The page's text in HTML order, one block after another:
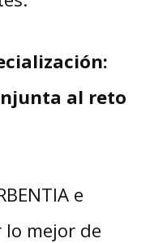
al reto
e
mejor de